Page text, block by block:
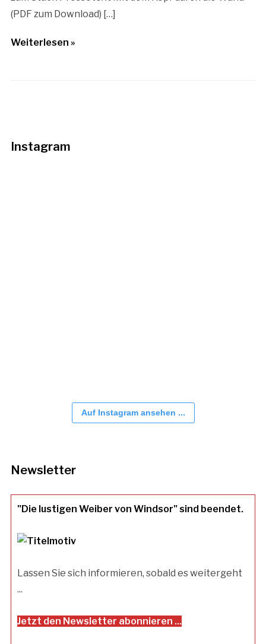
(PDF zum Download) […]
Weiterlesen »
Instagram
Auf Instagram ansehen ...
Newsletter
"Die lustigen Weiber von Windsor" sind beendet.
Lassen Sie sich informieren, sobald es weitergeht
...
Jetzt den Newsletter abonnieren ...